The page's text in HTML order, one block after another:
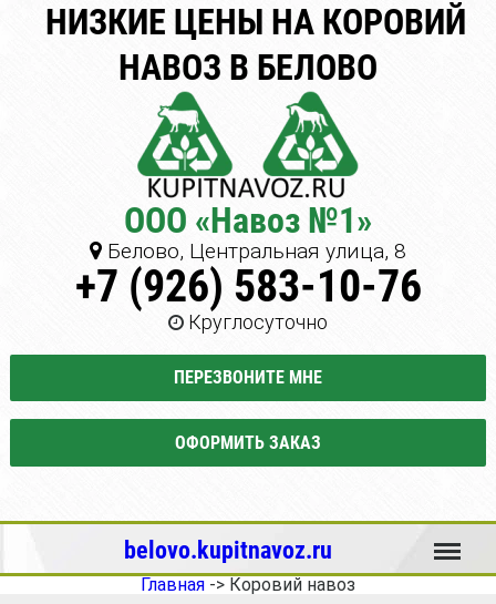
НИЗКИЕ ЦЕНЫ НА КОРОВИЙ
НАВОЗ В БЕЛОВО
ООО «Навоз №1»
Белово, Центральная улица, 8
+7 (926) 583-10-76
Круглосуточно
ПЕРЕЗВОНИТЕ МНЕ
ОФОРМИТЬ ЗАКАЗ
belovo.kupitnavoz.ru Меню
Главная -> Коровий навоз